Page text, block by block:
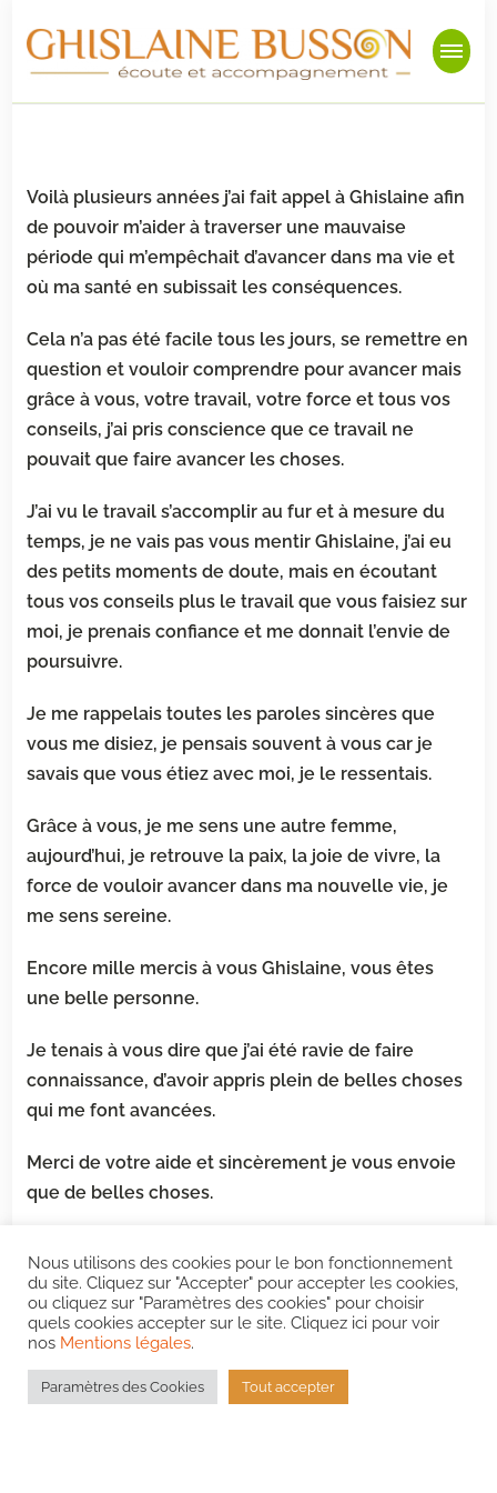
Ghislaine Busson
Voilà plusieurs années j’ai fait appel à Ghislaine afin
de pouvoir m’aider à traverser une mauvaise
période qui m’empêchait d’avancer dans ma vie et
où ma santé en subissait les conséquences.
Cela n’a pas été facile tous les jours, se remettre en
question et vouloir comprendre pour avancer mais
grâce à vous, votre travail, votre force et tous vos
conseils, j’ai pris conscience que ce travail ne
pouvait que faire avancer les choses.
J’ai vu le travail s’accomplir au fur et à mesure du
temps, je ne vais pas vous mentir Ghislaine, j’ai eu
des petits moments de doute, mais en écoutant
tous vos conseils plus le travail que vous faisiez sur
moi, je prenais confiance et me donnait l’envie de
poursuivre.
Je me rappelais toutes les paroles sincères que
vous me disiez, je pensais souvent à vous car je
savais que vous étiez avec moi, je le ressentais.
Grâce à vous, je me sens une autre femme,
aujourd’hui, je retrouve la paix, la joie de vivre, la
force de vouloir avancer dans ma nouvelle vie, je
me sens sereine.
Encore mille mercis à vous Ghislaine, vous êtes
une belle personne.
Je tenais à vous dire que j’ai été ravie de faire
connaissance, d’avoir appris plein de belles choses
qui me font avancées.
Merci de votre aide et sincèrement je vous envoie
que de belles choses.
Nathalie B.,Dordogne
Nous utilisons des cookies pour le bon fonctionnement
du site. Cliquez sur "Accepter" pour accepter les cookies,
ou cliquez sur "Paramètres des cookies" pour choisir
quels cookies accepter sur le site. Cliquez ici pour voir
nos Mentions légales.
Paramètres des Cookies Tout accepter